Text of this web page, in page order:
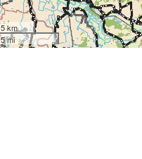
5 km
5 mi